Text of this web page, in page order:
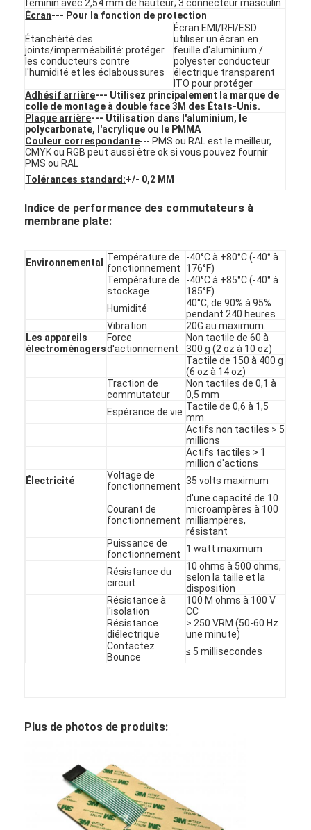
Contact à membrane de FPC
Interrupteur à membrane étanche
Commutateur à membrane d'impression numérique
commutateur de membrane rétroéclairée
Recouvrement graphique
Contact à membrane médical
Commutateur de membrane ESD
Commutateur à membrane LCD
Contact à membrane capacitif
Commutateur de PCB et de membrane en caoutchouc de
Emballages à base de film protecteur et de papier traçable
féminin avec 2,54 mm de hauteur; 3 connecteur masculin
Écran--- Pour la fonction de protection
Étanchéité des
joints/imperméabilité: protéger
les conducteurs contre
l'humidité et les éclaboussures
Écran EMI/RFI/ESD:
utiliser un écran en
feuille d'aluminium /
polyester conducteur
électrique transparent
ITO pour protéger
Adhésif arrière--- Utilisez principalement la marque de
colle de montage à double face 3M des États-Unis.
Plaque arrière--- Utilisation dans l'aluminium, le
polycarbonate, l'acrylique ou le PMMA
Couleur correspondante--- PMS ou RAL est le meilleur,
CMYK ou RGB peut aussi être ok si vous pouvez fournir
PMS ou RAL
Tolérances standard:+/- 0,2 MM
Indice de performance des commutateurs à
membrane plate:
Environnemental
Température de
fonctionnement
-40°C à +80°C (-40° à
176°F)
Température de
stockage
-40°C à +85°C (-40° à
185°F)
Humidité
40°C, de 90% à 95%
pendant 240 heures
Vibration
20G au maximum.
Les appareils
électroménagers
Force
d'actionnement
Non tactile de 60 à
300 g (2 oz à 10 oz)
Tactile de 150 à 400 g
(6 oz à 14 oz)
Traction de
commutateur
Non tactiles de 0,1 à
0,5 mm
Espérance de vie Tactile de 0,6 à 1,5
mm
Actifs non tactiles > 5
millions
Actifs tactiles > 1
million d'actions
Électricité
Voltage de
fonctionnement 35 volts maximum
Courant de
fonctionnement
d'une capacité de 10
microampères à 100
milliampères,
résistant
Puissance de
fonctionnement
1 watt maximum
Résistance du
circuit
10 ohms à 500 ohms,
selon la taille et la
disposition
Résistance à
l'isolation
100 M ohms à 100 V
CC
Résistance
diélectrique
> 250 VRM (50-60 Hz
une minute)
Contactez
Bounce
≤ 5 millisecondes
Plus de photos de produits: